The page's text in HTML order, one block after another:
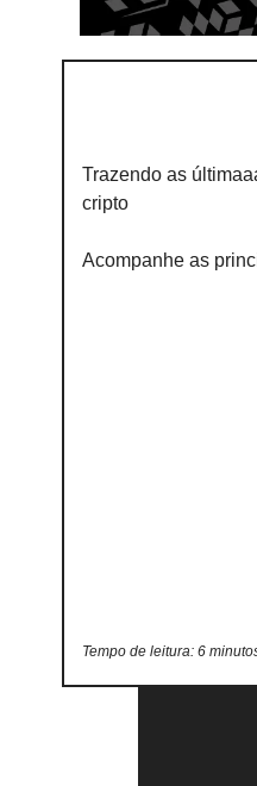
Trazendo as
cripto
Acompanhe as
Tempo de leitura: 6